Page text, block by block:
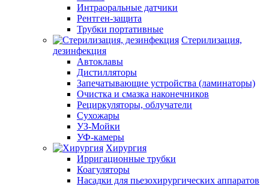
Интраоральные датчики
Рентген-защита
Трубки портативные
Стерилизация,
дезинфекция
Автоклавы
Дистилляторы
Запечатывающие устройства (ламинаторы)
Очистка и смазка наконечников
Рециркуляторы, облучатели
Сухожары
УЗ-Мойки
УФ-камеры
Хирургия
Ирригационные трубки
Коагуляторы
Насадки для пьезохирургических аппаратов